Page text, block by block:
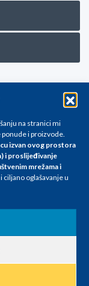
na stranici mi
i proizvode.
izvan ovog prostora
i proslijeđivanje
mrežama i
oglašavanje u
se na
i podložne su
i uključuju PDV. Sve
se dati što bolji
da su svi
te promjene